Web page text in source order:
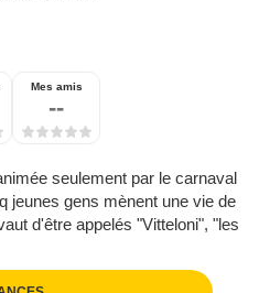
Mes amis
--
seulement par le carnaval
jeunes gens mènent une vie de
d'être appelés "Vitteloni", "les